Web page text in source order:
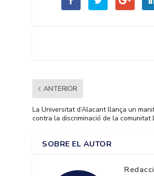
ANTERIOR
La Universitat d’Alacant llança un
contra la discriminació de la comunitat
SOBRE EL AUTOR